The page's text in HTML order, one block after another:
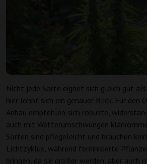
Nicht jede Sorte eignet sich gleich gut
hier lohnt sich ein genauer Blick. Für den
Anbau empfehlen sich robuste,
auch mit Wetterumschwüngen
Sorten sind pflegeleicht und brauchen
Lichtzyklus, während feminisierte
bringen, da sie größer werden, aber auch